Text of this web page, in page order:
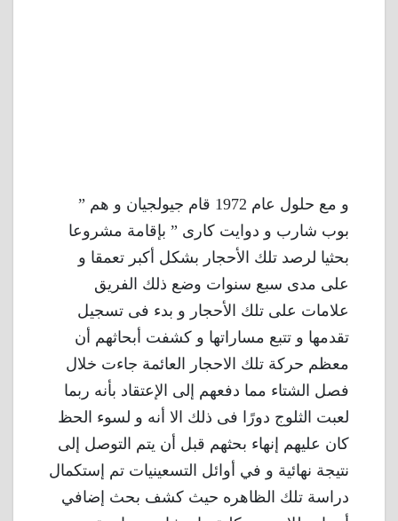
و مع حلول عام 1972 قام جيولجيان و هم ”
بوب شارب و دوايت كارى ” بإقامة مشروعا
بحثيا لرصد تلك الأحجار بشكل أكبر تعمقا و
على مدى سبع سنوات وضع ذلك الفريق
علامات على تلك الأحجار و بدء فى تسجيل
تقدمها و تتبع مساراتها و كشفت أبحاثهم أن
معظم حركة تلك الاحجار العائمة جاءت خلال
فصل الشتاء مما دفعهم إلى الإعتقاد بأنه ربما
لعبت الثلوج دورًا فى ذلك الا أنه و لسوء الحظ
كان عليهم إنهاء بحثهم قبل أن يتم التوصل إلى
نتيجة نهائية و في أوائل التسعينيات تم إستكمال
دراسة تلك الظاهره حيث كشف بحث إضافي